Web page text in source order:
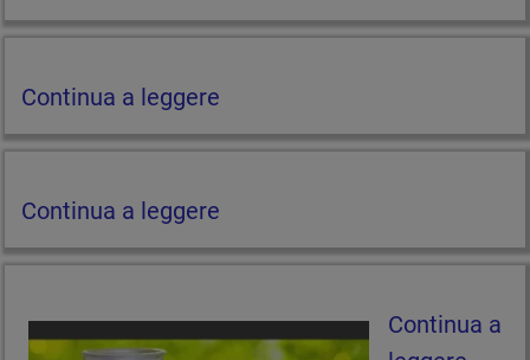
Continua a leggere
Continua a leggere
Continua a